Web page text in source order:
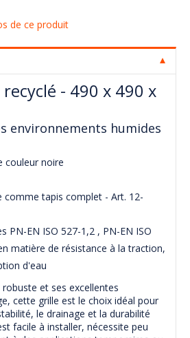
de ce produit
- 490 x 490 x
environnements humides
couleur noire
comme tapis complet - Art. 12-
PN-EN ISO 527-1,2 , PN-EN ISO
matière de résistance à la traction,
d'eau
et ses excellentes
cette grille est le choix idéal pour
le drainage et la durabilité
facile à installer, nécessite peu